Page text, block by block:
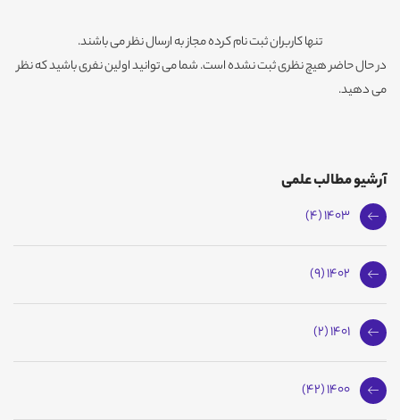
تنها کاربران ثبت نام کرده مجاز به ارسال نظر می باشند.
در حال حاضر هیچ نظری ثبت نشده است. شما می توانید اولین نفری باشید که نظر
می دهید.
آرشیو مطالب علمی
1403 (4)
1402 (9)
1401 (2)
1400 (42)